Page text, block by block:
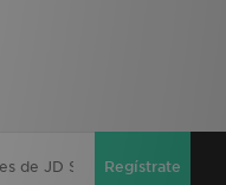
Regístrate